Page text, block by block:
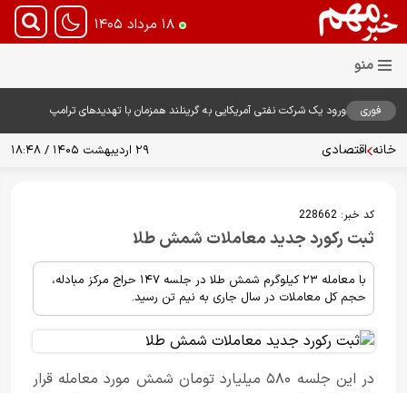
۱۸ مرداد ۱۴۰۵
فوری ورود یک شرکت نفتی آمریکایی به گرینلند همزمان با تهدیدهای ترامپ
خانه اقتصادی ۲۹ اردیبهشت ۱۴۰۵ / ۱۸:۴۸
کد خبر: 228662
ثبت رکورد جدید معاملات شمش طلا
با معامله ۲۳ کیلوگرم شمش طلا در جلسه ۱۴۷ حراج مرکز مبادله،
حجم کل معاملات در سال جاری به نیم تن رسید.
در این جلسه ۵۸۰ میلیارد تومان شمش مورد معامله قرار